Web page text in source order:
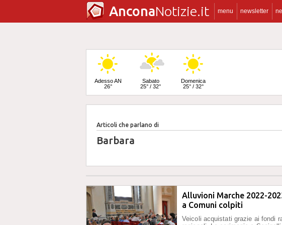
AnconaNotizie.it menu newsletter
Adesso AN
26°
Sabato
25° / 32°
Domenica
25° / 32°
Lunedì
24° / 33°
Articoli che parlano di
Barbara
Alluvioni Marche 2022-
a Comuni colpiti
Veicoli acquistati grazie ai fondi